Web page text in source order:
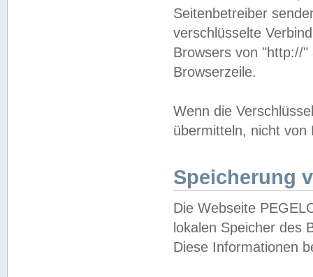
Seitenbetreiber
verschlüsselte
Browsers von "http://
Browserzeile.
Wenn die
übermitteln, nicht von
Speicherung
Die Webseite
lokalen Speicher des
Diese Informationen